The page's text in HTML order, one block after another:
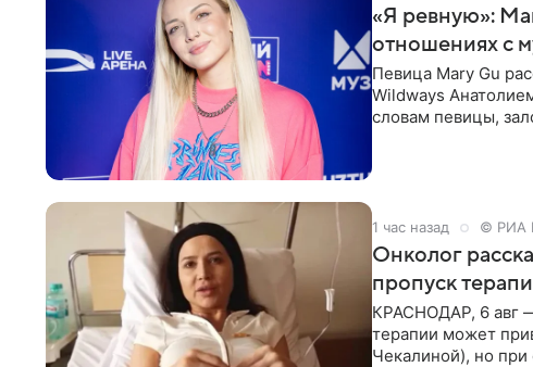
«Я ревную»:
отношениях с
Певица Mary Gu
Wildways
словам певицы,
1 час назад © РИА
Онколог
пропуск
КРАСНОДАР, 6 авг
терапии может
Чекалиной), но